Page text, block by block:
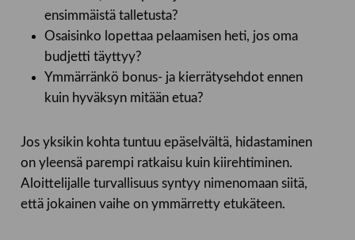
ensimmäistä talletusta?
Osaisinko lopettaa pelaamisen heti, jos oma
budjetti täyttyy?
Ymmärränkö bonus- ja kierrätysehdot ennen
kuin hyväksyn mitään etua?
Jos yksikin kohta tuntuu epäselvältä, hidastaminen
on yleensä parempi ratkaisu kuin kiirehtiminen.
Aloittelijalle turvallisuus syntyy nimenomaan siitä,
että jokainen vaihe on ymmärretty etukäteen.